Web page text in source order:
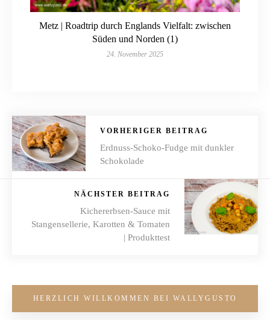
Metz | Roadtrip durch Englands Vielfalt: zwischen
Süden und Norden (1)
24. November 2025
VORHERIGER BEITRAG
Erdnuss-Schoko-Fudge mit dunkler
Schokolade
NÄCHSTER BEITRAG
Kichererbsen-Sauce mit
Stangensellerie, Karotten & Tomaten
| Produkttest
HERZLICH WILLKOMMEN BEI WALLYGUSTO